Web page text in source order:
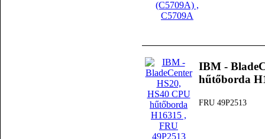
IBM -
hűtőborda
FRU 49P2513